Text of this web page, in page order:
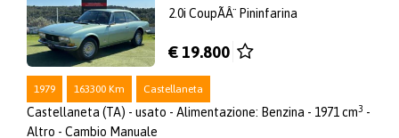
2.0i CoupÃÂ¨ Pininfarina
€ 19.800
1979 163300 Km Castellaneta
Castellaneta (TA) - usato - Alimentazione: Benzina - 1971 cm3 -
Altro - Cambio Manuale